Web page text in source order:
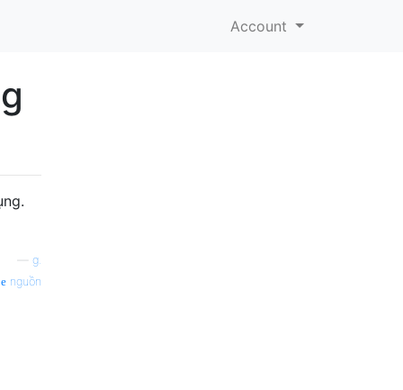
Account
g.
nguồn